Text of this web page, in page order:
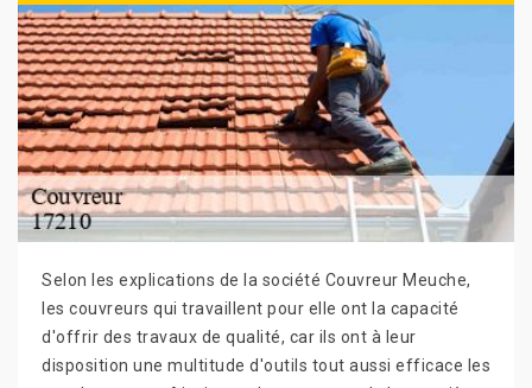
Selon les explications de la société Couvreur Meuche,
les couvreurs qui travaillent pour elle ont la capacité
d'offrir des travaux de qualité, car ils ont à leur
disposition une multitude d'outils tout aussi efficace les